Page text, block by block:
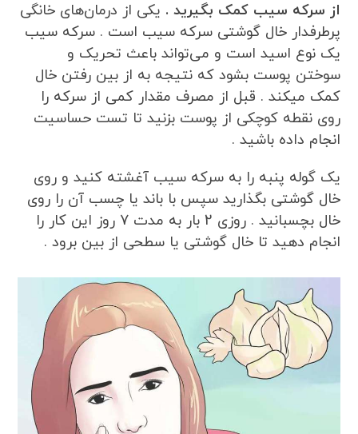
از سرکه سیب کمک بگیرید . یکی از درمان‌های خانگی
پرطرفدار خال گوشتی سرکه سیب است . سرکه سیب
یک نوع اسید است و می‌تواند باعث تحریک و
سوختن پوست بشود که نتیجه به از بین رفتن خال
کمک میکند . قبل از مصرف مقدار کمی از سرکه را
روی نقطه کوچکی از پوست بزنید تا تست حساسیت
انجام داده باشید .
یک گوله پنبه را به سرکه سیب آغشته کنید و روی
خال گوشتی بگذارید سپس با باند یا چسب آن را روی
خال بچسبانید . روزی 2 بار به مدت 7 روز این کار را
انجام دهید تا خال گوشتی یا سطحی از بین برود .